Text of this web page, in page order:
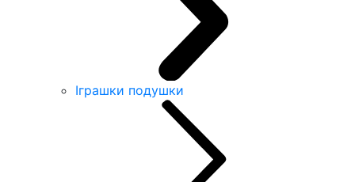
Іграшки подушки